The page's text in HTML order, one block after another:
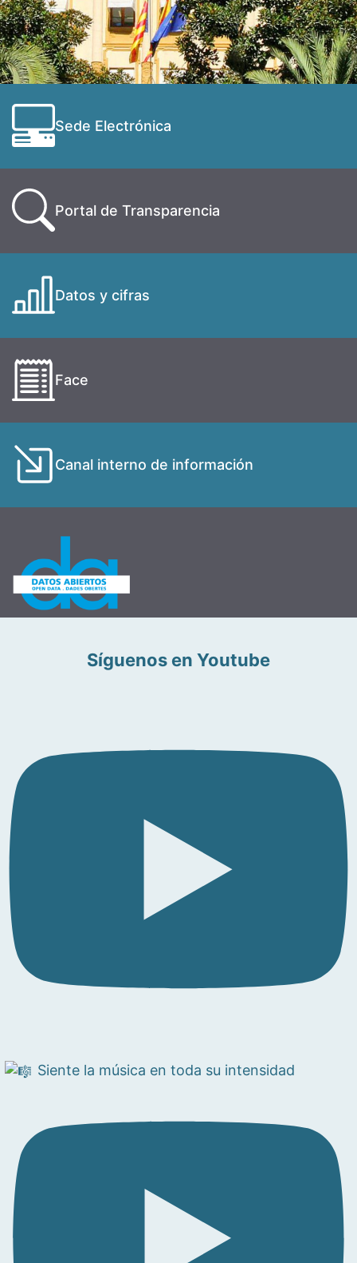
Sede Electrónica
Portal de Transparencia
Datos y cifras
Face
Canal interno de información
Síguenos en Youtube
Siente la música en toda su intensidad